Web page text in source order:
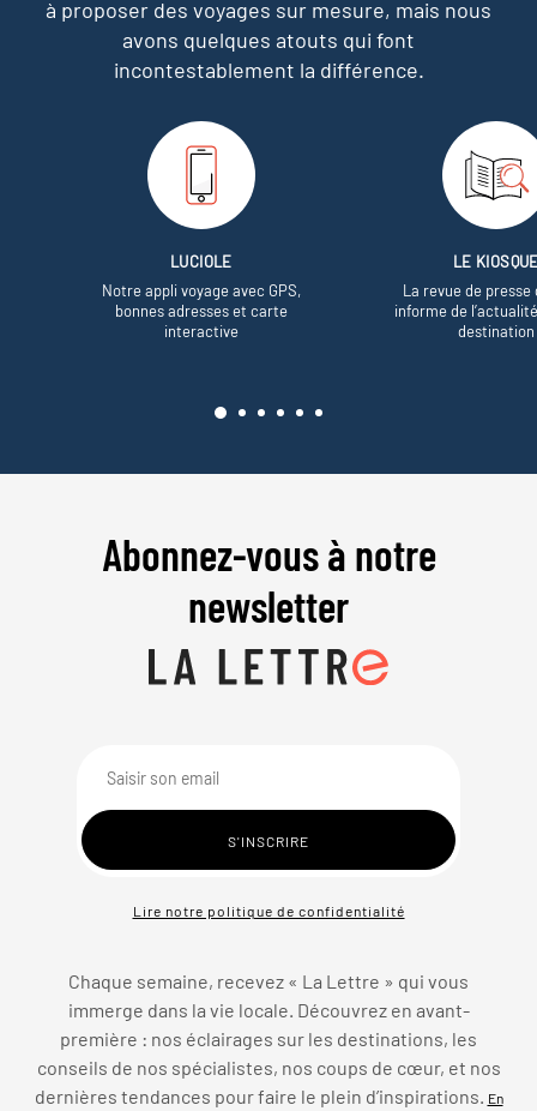
à proposer des voyages sur mesure, mais nous
avons quelques atouts qui font
incontestablement la différence.
LUCIOLE
Notre appli voyage avec GPS,
bonnes adresses et carte
interactive
LE
La revue de presse
informe de
destination
Abonnez-vous à notre
newsletter
Lire notre politique de confidentialité
Chaque semaine, recevez « La Lettre » qui vous
immerge dans la vie locale. Découvrez en avant-
première : nos éclairages sur les destinations, les
conseils de nos spécialistes, nos coups de cœur, et nos
dernières tendances pour faire le plein d’inspirations.
En